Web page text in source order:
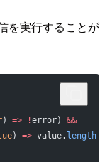
を実行することが
) => !error) &&
) => value. length